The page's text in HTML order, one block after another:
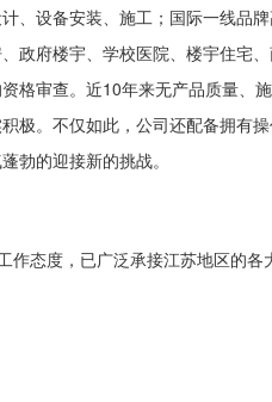
设备安装、施工；国际一线品
府楼宇、学校医院、楼宇住宅
格审查。近10年来无产品质量、
。不仅如此，公司还配备拥有
勃的迎接新的挑战。
态度，已广泛承接江苏地区的各